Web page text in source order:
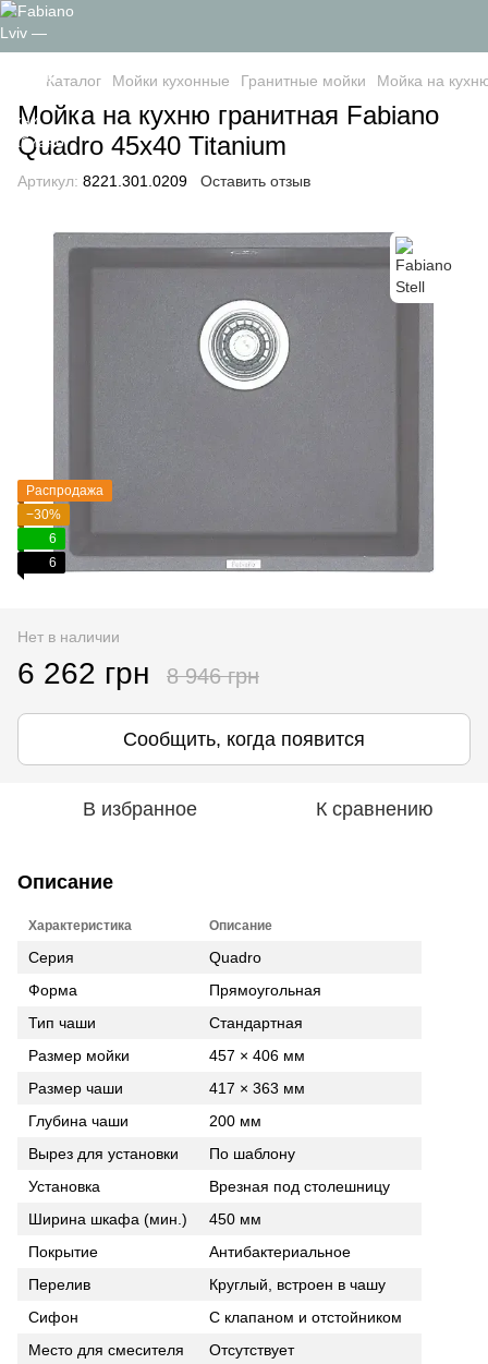
Каталог Мойки кухонные Гранитные мойки Мойка на
Мойка на кухню гранитная Fabiano
Quadro 45x40 Titanium
Артикул: 8221.301.0209 Оставить отзыв
Распродажа
−30%
6
6
Нет в наличии
6 262 грн 8 946 грн
Сообщить, когда появится
В избранное К сравнению
Описание
Характеристика Описание
Серия
Quadro
Форма
Прямоугольная
Тип чаши
Стандартная
Размер мойки
457 × 406 мм
Размер чаши
417 × 363 мм
Глубина чаши
200 мм
Вырез для установки
По шаблону
Установка
Врезная под столешницу
Ширина шкафа (мин.)
450 мм
Покрытие
Антибактериальное
Перелив
Круглый, встроен в чашу
Сифон
С клапаном и отстойником
Место для смесителя
Отсутствует